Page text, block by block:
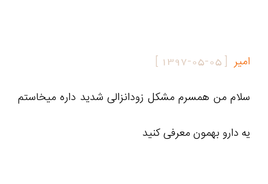
امیر [
1397-05-05
]
سلام من همسرم مشکل زودانزالی شدید داره میخاستم
یه دارو بهمون معرفی کنید